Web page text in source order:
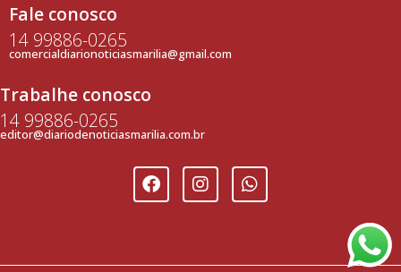
Fale conosco
14 99886-0265
comercialdiarionoticiasmarilia@gmail.com
Trabalhe conosco
14 99886-0265
editor@diariodenoticiasmarilia.com.br